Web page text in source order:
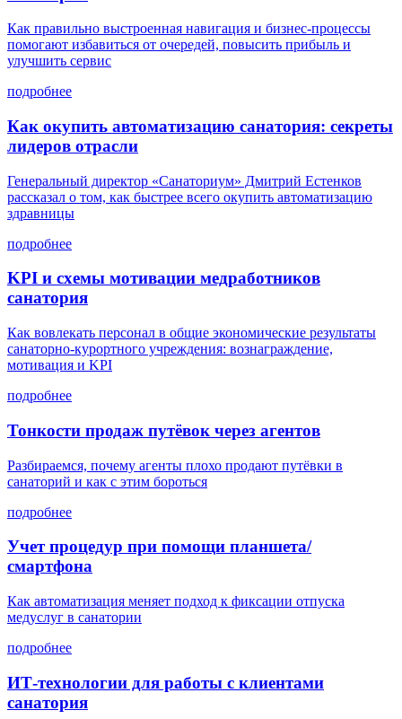
Как правильно выстроенная навигация и бизнес-процессы
помогают избавиться от очередей, повысить прибыль и
улучшить сервис
подробнее
Как окупить автоматизацию санатория: секреты
лидеров отрасли
Генеральный директор «Санаториум» Дмитрий Естенков
рассказал о том, как быстрее всего окупить автоматизацию
здравницы
подробнее
KPI и схемы мотивации медработников
санатория
Как вовлекать персонал в общие экономические результаты
санаторно-курортного учреждения: вознаграждение,
мотивация и KPI
подробнее
Тонкости продаж путёвок через агентов
Разбираемся, почему агенты плохо продают путёвки в
санаторий и как с этим бороться
подробнее
Учет процедур при помощи планшета/
смартфона
Как автоматизация меняет подход к фиксации отпуска
медуслуг в санатории
подробнее
ИТ-технологии для работы с клиентами
санатория